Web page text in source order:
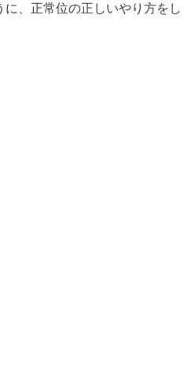
、正常位の正しいやり方をし